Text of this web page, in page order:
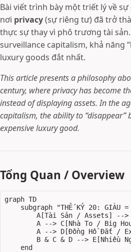
Bài viết trình bày một triết lý về
nơi privacy(sự riêng tư) đã trở
thực sự thay vì phô trương tài
surveillance capitalism, khả năng
luxury goods đắt nhất.
This article presents a philosophy
century, where privacy has become
instead of displaying assets. In the
capitalism, the ability to “disappear”
expensive luxury good.
Tổng Quan / Overview
graph TD
subgraph "THẾ KỶ 20: GIÀU
A[Tài Sản / Assets] --
A --> C[Nhà To / Big
A --> D[Đồng Hồ Đắt /
B & C & D --> E[Nhiều
    end